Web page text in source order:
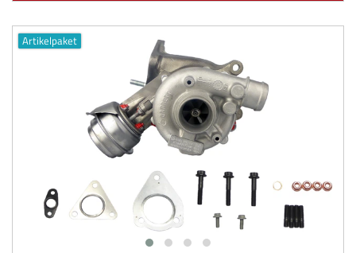
Artikelpaket